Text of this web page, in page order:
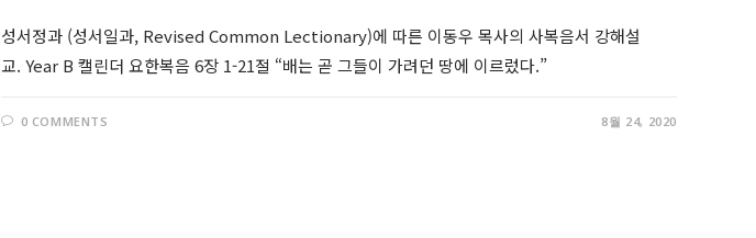
성서정과 (성서일과, Revised Common Lectionary)에 따른 이동우 목사의 사복음서 강해설
교. Year B 캘린더 요한복음 6장 1-21절 “배는 곧 그들이 가려던 땅에 이르렀다.”
0 COMMENTS 8월 24, 2020